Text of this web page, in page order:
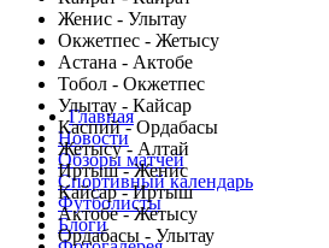
Женис - Улытау
Окжетпес - Жетысу
Астана - Актобе
Тобол - Окжетпес
Улытау - Кайсар
Каспий - Ордабасы
Жетысу - Алтай
Иртыш - Женис
Кайсар - Иртыш
Актобе - Жетысу
Ордабасы - Улытау
Главная
Новости
Обзоры матчей
Спортивный календарь
Футболисты
Блоги